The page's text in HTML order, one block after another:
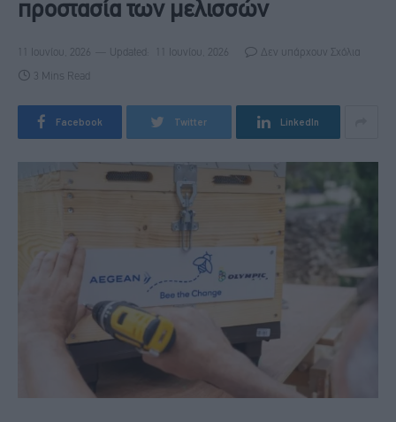
προστασία των μελισσών
11 Ιουνίου, 2026 Updated: 11 Ιουνίου, 2026 Δεν υπάρχουν Σχόλια
3 Mins Read
Facebook Twitter LinkedIn